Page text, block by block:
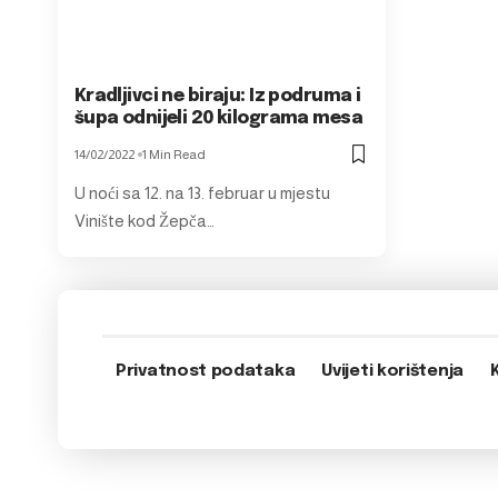
Kradljivci ne biraju: Iz podruma i
šupa odnijeli 20 kilograma mesa
14/02/2022 1 Min Read
U noći sa 12. na 13. februar u mjestu
Vinište kod Žepča…
Privatnost podataka Uvijeti korištenja